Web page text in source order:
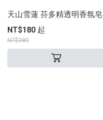
天山雪蓮 芬多精透明香氛皂
NT$180 起
NT$380